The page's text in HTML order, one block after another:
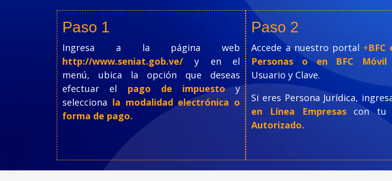
Paso 1
Ingresa a la página web
http://www.seniat.gob.ve/ y en el
menú, ubica la opción que deseas
efectuar el pago de impuestoy
selecciona la modalidad electrónica o
forma de pago.
Paso 2
Accede a nuestro portal +BFC
Personas o en BFC Móvil
Usuario y Clave.
Si eres Persona Jurídica,
en Línea Empresas
con tu
Autorizado.